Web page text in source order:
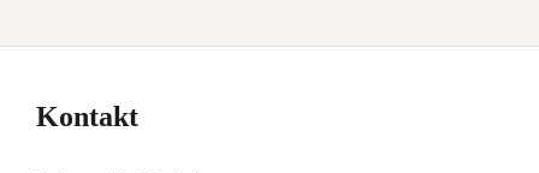
Kontakt